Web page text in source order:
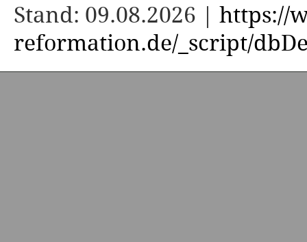
Stand: 09.08.2026 | https://
reformation.de/_script/